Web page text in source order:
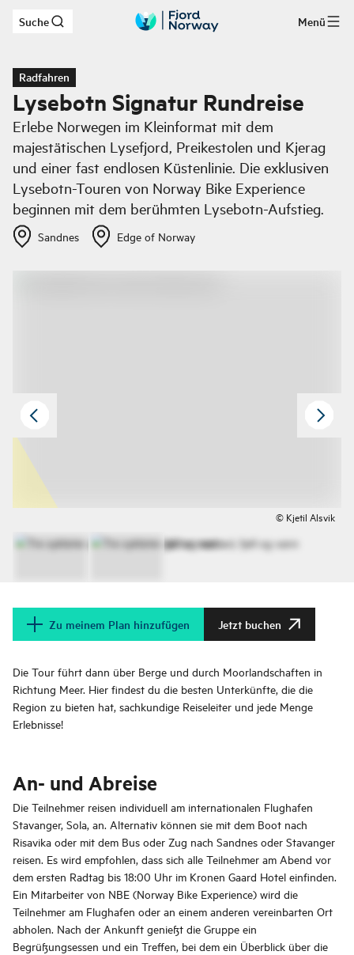
Zum Hauptinhalt
Suche Menü
Radfahren
Lysebotn Signatur Rundreise
Erlebe Norwegen im Kleinformat mit dem
majestätischen Lysefjord, Preikestolen und Kjerag
und einer fast endlosen Küstenlinie. Die exklusiven
Lysebotn-Touren von Norway Bike Experience
beginnen mit dem berühmten Lysebotn-Aufstieg.
Sandnes Edge of Norway
© Kjetil Alsvik
Zu meinem Plan hinzufügen Jetzt buchen
Die Tour führt dann über Berge und durch Moorlandschaften in
Richtung Meer. Hier findest du die besten Unterkünfte, die die
Region zu bieten hat, sachkundige Reiseleiter und jede Menge
Erlebnisse!
An- und Abreise
Die Teilnehmer reisen individuell am internationalen Flughafen
Stavanger, Sola, an. Alternativ können sie mit dem Boot nach
Risavika oder mit dem Bus oder Zug nach Sandnes oder Stavanger
reisen. Es wird empfohlen, dass sich alle Teilnehmer am Abend vor
dem ersten Radtag bis 18:00 Uhr im Kronen Gaard Hotel einfinden.
Ein Mitarbeiter von NBE (Norway Bike Experience) wird die
Teilnehmer am Flughafen oder an einem anderen vereinbarten Ort
abholen. Nach der Ankunft genießt die Gruppe ein
Begrüßungsessen und ein Treffen, bei dem ein Überblick über die